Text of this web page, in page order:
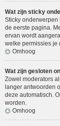
Wat zijn sticky
Sticky
de eerste pagina.
ervan wordt
welke permissies je
Omhoog
Wat zijn gesloten
Zowel moderators
langer antwoorden
deze automatisch.
worden.
Omhoog